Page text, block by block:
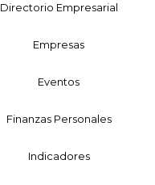
Directorio Empresarial
Empresas
Eventos
Finanzas Personales
Indicadores